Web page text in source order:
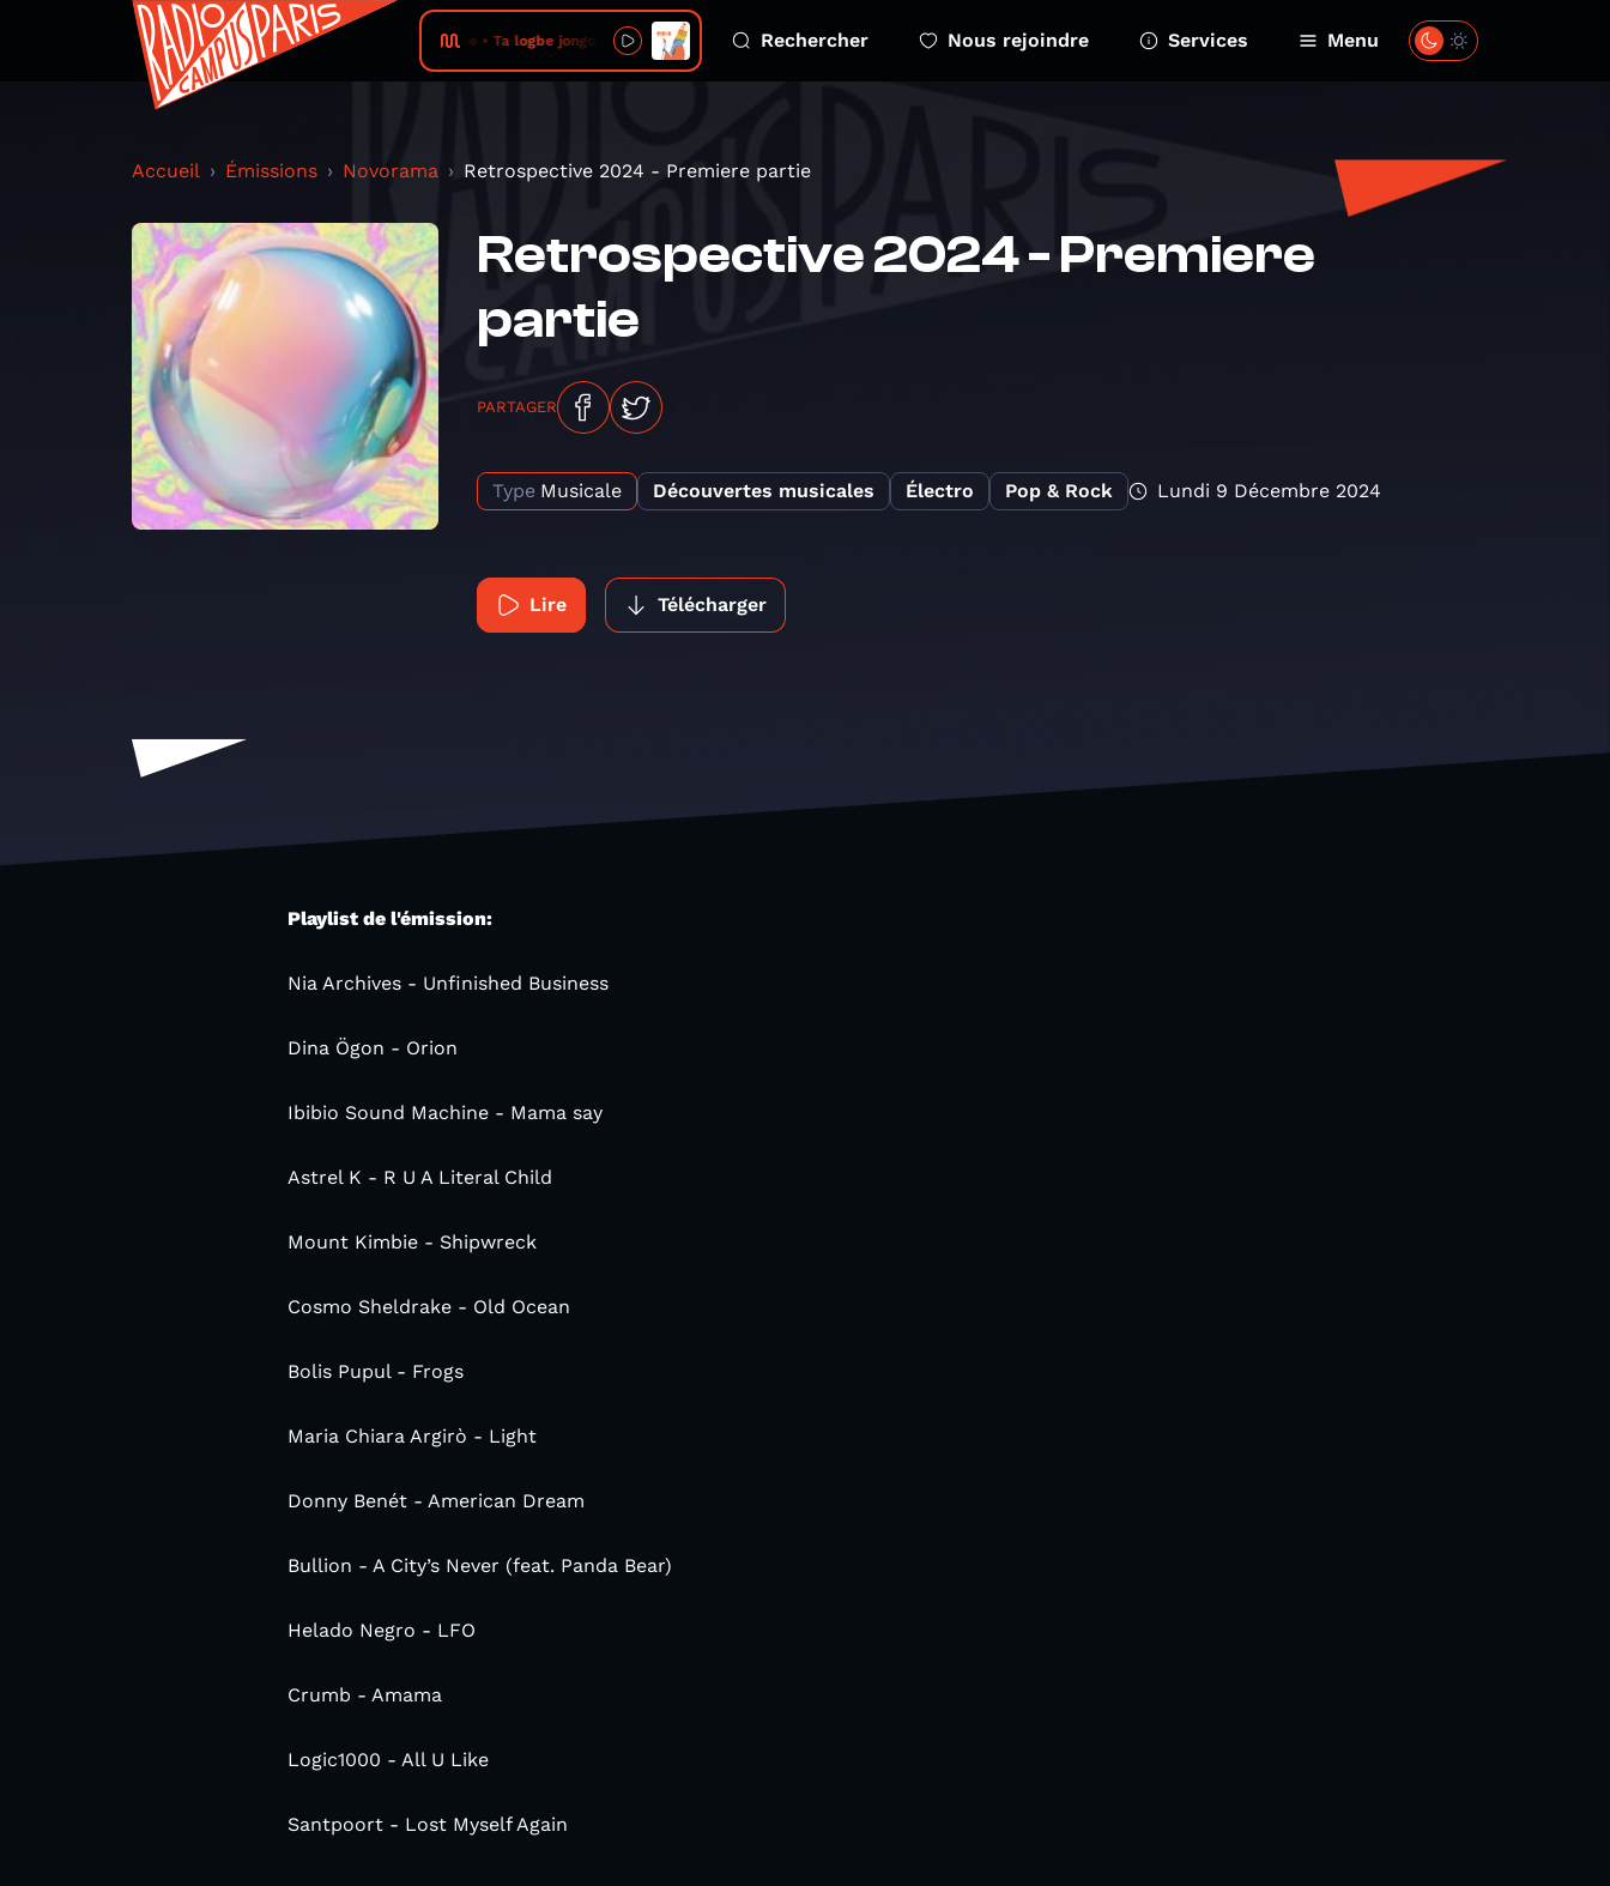
Ireke • Ta logbe jongo Rechercher Nous rejoindre Services Menu
Accueil Émissions Novorama Retrospective 2024 - Premiere partie
Retrospective 2024 - Premiere
partie
PARTAGER
Type Musicale Découvertes musicales Électro Pop & Rock Lundi 9 Décembre 2024
Lire Télécharger
Playlist de l'émission:
Nia Archives - Unfinished Business
Dina Ögon - Orion
Ibibio Sound Machine - Mama say
Astrel K - R U A Literal Child
Mount Kimbie - Shipwreck
Cosmo Sheldrake - Old Ocean
Bolis Pupul - Frogs
Maria Chiara Argirò - Light
Donny Benét - American Dream
Bullion - A City’s Never (feat. Panda Bear)
Helado Negro - LFO
Crumb - Amama
Logic1000 - All U Like
Santpoort - Lost Myself Again